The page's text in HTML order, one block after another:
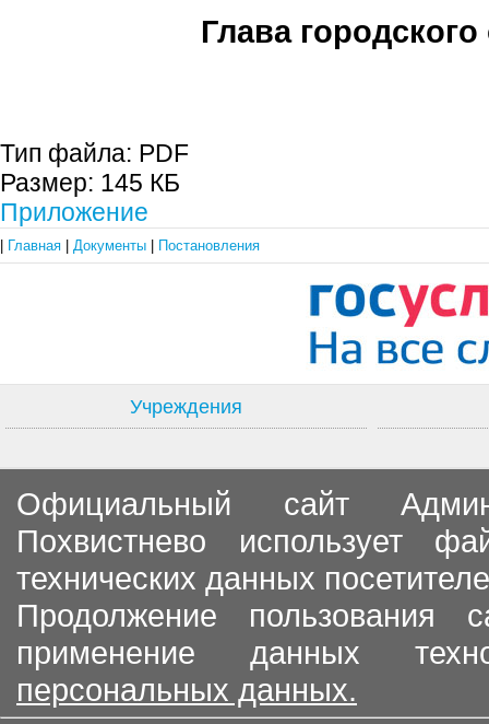
Глава городского
Тип файла: PDF
Размер: 145 КБ
Приложение
Главная Документы Постановления
Учреждения
Официальный сайт
Похвистнево использует
технических данных
Продолжение пользования
применение данных
персональных данных.